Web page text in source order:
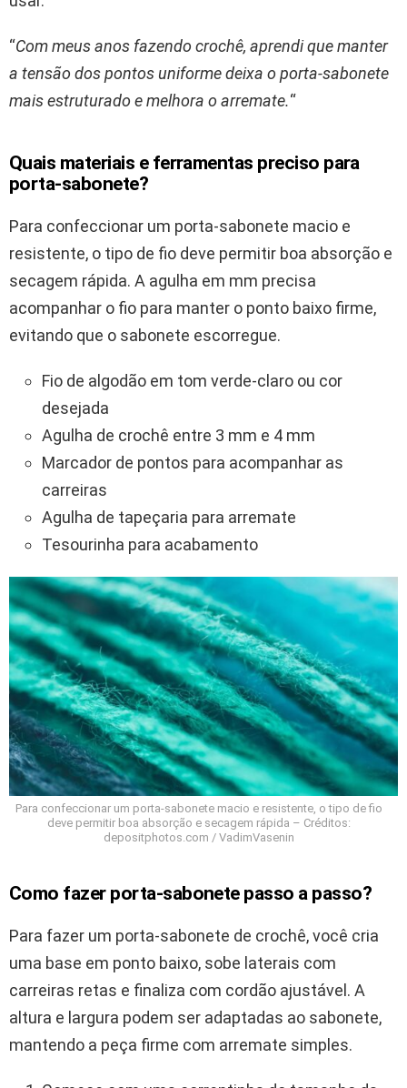
“Com meus anos fazendo crochê, aprendi que manter
a tensão dos pontos uniforme deixa o porta-sabonete
mais estruturado e melhora o arremate.“
Quais materiais e ferramentas preciso para
porta-sabonete?
Para confeccionar um porta-sabonete macio e
resistente, o tipo de fio deve permitir boa absorção e
secagem rápida. A agulha em mm precisa
acompanhar o fio para manter o ponto baixo firme,
evitando que o sabonete escorregue.
Fio de algodão em tom verde-claro ou cor
desejada
Agulha de crochê entre 3 mm e 4 mm
Marcador de pontos para acompanhar as
carreiras
Agulha de tapeçaria para arremate
Tesourinha para acabamento
Para confeccionar um porta-sabonete macio e resistente, o tipo de fio
deve permitir boa absorção e secagem rápida – Créditos:
depositphotos.com / VadimVasenin
Como fazer porta-sabonete passo a passo?
Para fazer um porta-sabonete de crochê, você cria
uma base em ponto baixo, sobe laterais com
carreiras retas e finaliza com cordão ajustável. A
altura e largura podem ser adaptadas ao sabonete,
mantendo a peça firme com arremate simples.